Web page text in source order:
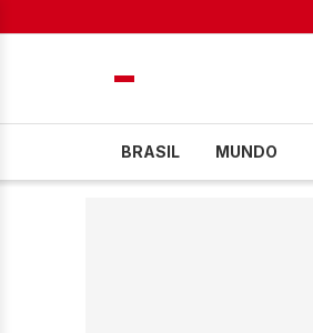
BRASIL MUNDO